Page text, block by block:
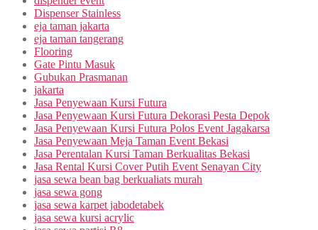
Dispenser Stainless
eja taman jakarta
eja taman tangerang
Flooring
Gate Pintu Masuk
Gubukan Prasmanan
jakarta
Jasa Penyewaan Kursi Futura
Jasa Penyewaan Kursi Futura Dekorasi Pesta Depok
Jasa Penyewaan Kursi Futura Polos Event Jagakarsa
Jasa Penyewaan Meja Taman Event Bekasi
Jasa Perentalan Kursi Taman Berkualitas Bekasi
Jasa Rental Kursi Cover Putih Event Senayan City
jasa sewa bean bag berkualiats murah
jasa sewa gong
jasa sewa karpet jabodetabek
jasa sewa kursi acrylic